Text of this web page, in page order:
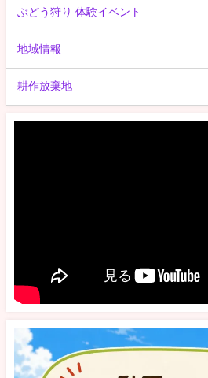
ぶどう狩り 体験イベント
地域情報
耕作放棄地